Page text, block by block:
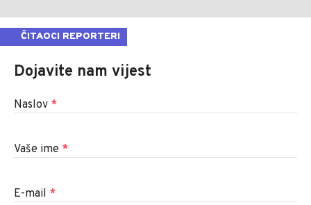
ČITAOCI REPORTERI
Dojavite nam vijest
Naslov *
Vaše ime *
E-mail *